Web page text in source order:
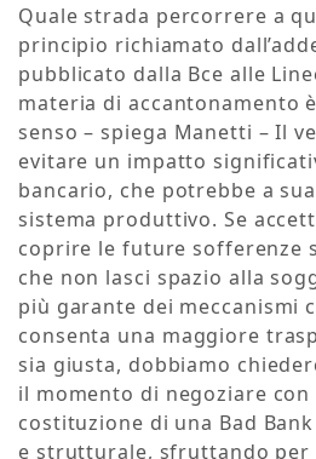
Quale strada percorrere a
principio richiamato
pubblicato dalla Bce alle
materia di accantonamento
senso – spiega Manetti – Il
evitare un impatto
bancario, che potrebbe a
sistema produttivo. Se
coprire le future sofferenze
che non lasci spazio alla
più garante dei meccanismi
consenta una maggiore
sia giusta, dobbiamo
il momento di negoziare con
costituzione di una Bad
e strutturale, sfruttando per